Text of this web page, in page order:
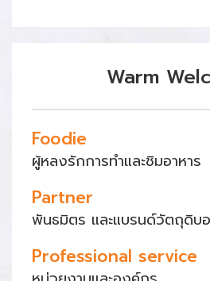
Warm
Foodie
ผู้หลงรักการทำและชิมอาหาร
Partner
พันธมิตร และแบรนด์วัตถุดิบ
Professional service